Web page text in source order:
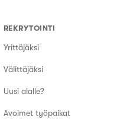
REKRYTOINTI
Yrittäjäksi
Välittäjäksi
Uusi alalle?
Avoimet työpaikat